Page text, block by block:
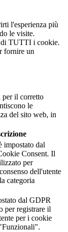
l'esperienza più
le visite.
di TUTTI i cookie.
fornire un
per il corretto
le
del sito web, in
impostato dal
Consent. Il
per
dell'utente
categoria
dal GDPR
per registrare il
per i cookie